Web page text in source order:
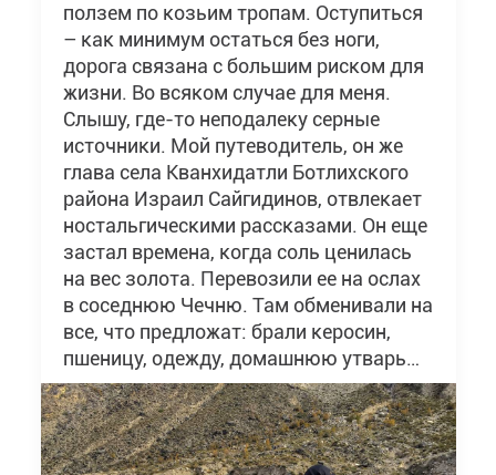
ползем по козьим тропам. Оступиться
– как минимум остаться без ноги,
дорога связана с большим риском для
жизни. Во всяком случае для меня.
Слышу, где-то неподалеку серные
источники. Мой путеводитель, он же
глава села Кванхидатли Ботлихского
района Израил Сайгидинов, отвлекает
ностальгическими рассказами. Он еще
застал времена, когда соль ценилась
на вес золота. Перевозили ее на ослах
в соседнюю Чечню. Там обменивали на
все, что предложат: брали керосин,
пшеницу, одежду, домашнюю утварь…